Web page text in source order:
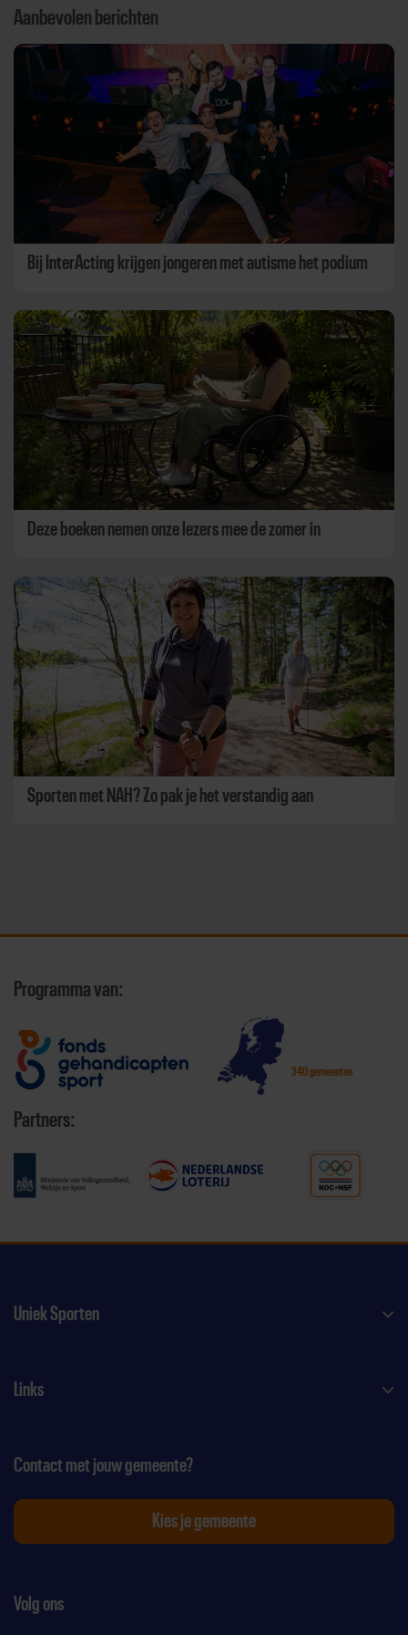
Aanbevolen berichten
Bij InterActing krijgen jongeren met autisme het podium
Deze boeken nemen onze lezers mee de zomer in
Sporten met NAH? Zo pak je het verstandig aan
Programma van:
340 gemeenten
Partners:
Uniek Sporten
Links
Volg ons
Contact met jouw gemeente?
Kies je gemeente